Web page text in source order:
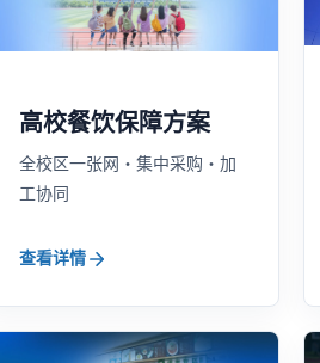
高校餐饮保障方案
全校区一张网・集中采购・加
工协同
查看详情